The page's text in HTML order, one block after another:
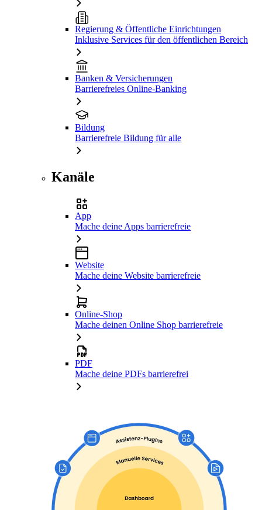
Regierung & Öffentliche Einrichtungen
Inklusive Services für den öffentlichen Bereich
Banken & Versicherungen
Barrierefreies Online-Banking
Bildung
Barrierefreie Bildung für alle
Kanäle
App
Mache deine Apps barrierefreie
Website
Mache deine Website barrierefreie
Online-Shop
Mache deinen Online Shop barrierefreie
PDF
Mache deine PDFs barrierefrei